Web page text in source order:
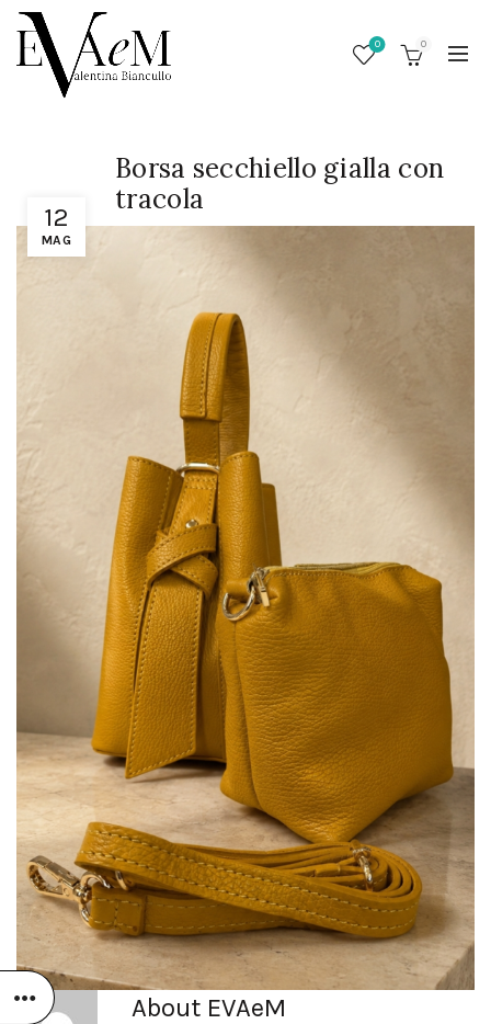
0 0
12
MAG
Borsa secchiello gialla con
tracola
About EVAeM